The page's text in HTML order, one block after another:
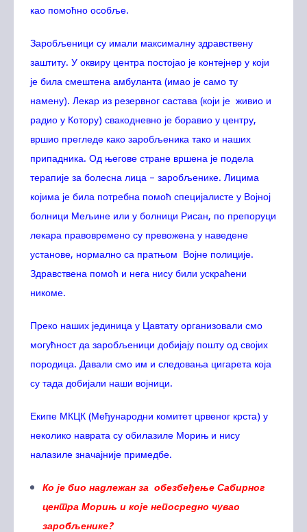
као помоћно особље.
Заробљеници су имали максималну здравствену
заштиту. У оквиру центра постојао је контејнер у који
је била смештена амбуланта (имао је само ту
намену). Лекар из резервног састава (који је живио и
радио у Котору) свакодневно је боравио у центру,
вршио прегледе како заробљеника тако и наших
припадника. Од његове стране вршена је подела
терапије за болесна лица – заробљенике. Лицима
којима је била потребна помоћ специјалисте у Војној
болници Мељине или у болници Рисан, по препоруци
лекара правовремено су превожена у наведене
установе, нормално са пратњом Војне полиције.
Здравствена помоћ и нега нису били ускраћени
никоме.
Преко наших јединица у Цавтату организовали смо
могућност да заробљеници добијају пошту од својих
породица. Давали смо им и следовања цигарета која
су тада добијали наши војници.
Екипе МКЦК (Међународни комитет црвеног крста) у
неколико наврата су обилазиле Морињ и нису
налазиле значајније примедбе.
Ко је био надлежан за обезбеђење Сабирног
центра Морињ и које непосредно чувао
заробљенике?